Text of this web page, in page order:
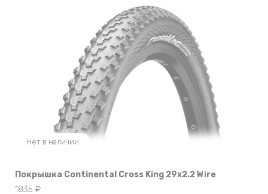
Нет в наличии
Покрышка Continental Cross King 29х2.2 Wire
1835 ₽